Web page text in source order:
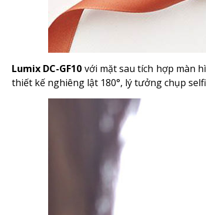
Lumix DC-GF10 với mặt sau tích hợp màn
thiết kế nghiêng lật 180°, lý tưởng chụp